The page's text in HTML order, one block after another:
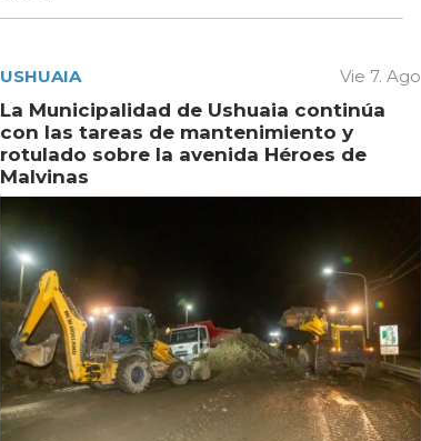
USHUAIA Vie 7. Ago
La Municipalidad de Ushuaia continúa
con las tareas de mantenimiento y
rotulado sobre la avenida Héroes de
Malvinas